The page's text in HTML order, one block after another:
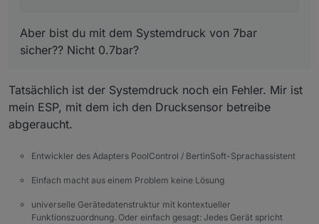
Die Nacht war aber kalt...
Aber bist du mit dem Systemdruck von 7bar
sicher?? Nicht 0.7bar?
Tatsächlich ist der Systemdruck noch ein Fehler. Mir ist
mein ESP, mit dem ich den Drucksensor betreibe
abgeraucht.
Entwickler des Adapters PoolControl / BertinSoft-Sprachassistent
Einfach macht aus einem Problem keine Lösung
universelle Gerätedatenstruktur mit kontextueller
Funktionszuordnung. Oder einfach gesagt: Jedes Gerät spricht